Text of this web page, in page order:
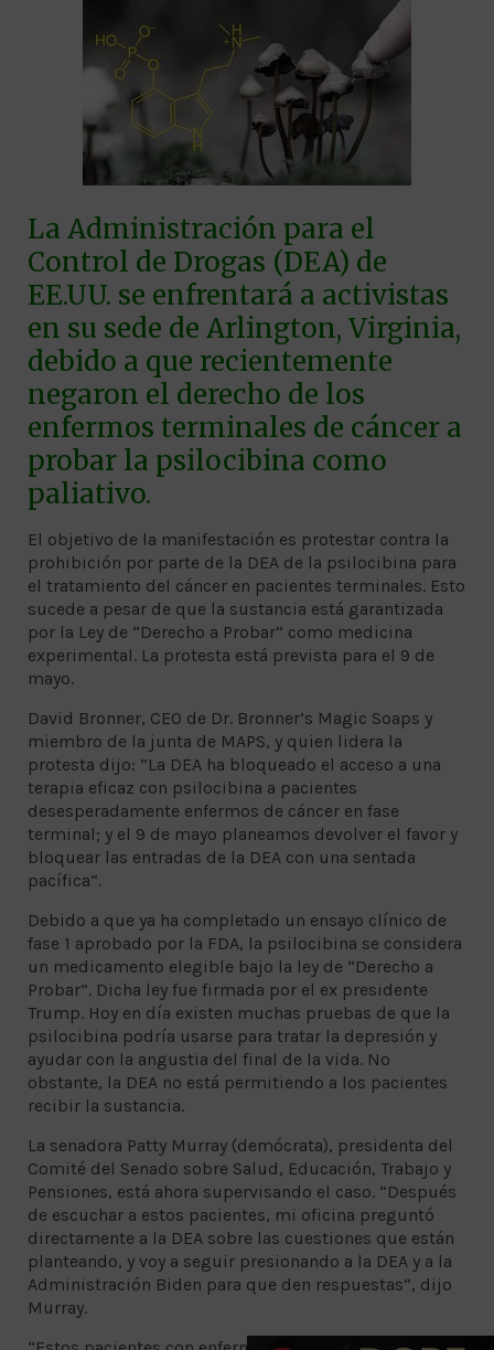
La Administración para el
Control de Drogas (DEA) de
EE.UU. se enfrentará a activistas
en su sede de Arlington, Virginia,
debido a que recientemente
negaron el derecho de los
enfermos terminales de cáncer a
probar la psilocibina como
paliativo.
El objetivo de la manifestación es protestar contra la
prohibición por parte de la DEA de la psilocibina para
el tratamiento del cáncer en pacientes terminales. Esto
sucede a pesar de que la sustancia está garantizada
por la Ley de “Derecho a Probar” como medicina
experimental. La protesta está prevista para el 9 de
mayo.
David Bronner, CEO de Dr. Bronner’s Magic Soaps y
miembro de la junta de MAPS, y quien lidera la
protesta dijo: “La DEA ha bloqueado el acceso a una
terapia eficaz con psilocibina a pacientes
desesperadamente enfermos de cáncer en fase
terminal; y el 9 de mayo planeamos devolver el favor y
bloquear las entradas de la DEA con una sentada
pacífica“.
Debido a que ya ha completado un ensayo clínico de
fase 1 aprobado por la FDA, la psilocibina se considera
un medicamento elegible bajo la ley de “Derecho a
Probar”. Dicha ley fue firmada por el ex presidente
Trump. Hoy en día existen muchas pruebas de que la
psilocibina podría usarse para tratar la depresión y
ayudar con la angustia del final de la vida. No
obstante, la DEA no está permitiendo a los pacientes
recibir la sustancia.
La senadora Patty Murray (demócrata), presidenta del
Comité del Senado sobre Salud, Educación, Trabajo y
Pensiones, está ahora supervisando el caso. “Después
de escuchar a estos pacientes, mi oficina preguntó
directamente a la DEA sobre las cuestiones que están
planteando, y voy a seguir presionando a la DEA y a la
Administración Biden para que den respuestas”, dijo
Murray.